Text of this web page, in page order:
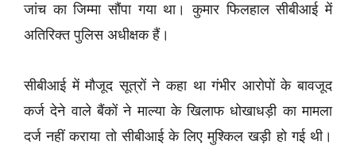
जांच का जिम्मा सौंपा गया था। कुमार फिलहाल सीबीआई में
अतिरिक्त पुलिस अधीक्षक हैं।
सीबीआई में मौजूद सूत्रों ने कहा था गंभीर आरोपों के बावजूद
कर्ज देने वाले बैंकों ने माल्या के खिलाफ धोखाधड़ी का मामला
दर्ज नहीं कराया तो सीबीआई के लिए मुश्किल खड़ी हो गई थी।